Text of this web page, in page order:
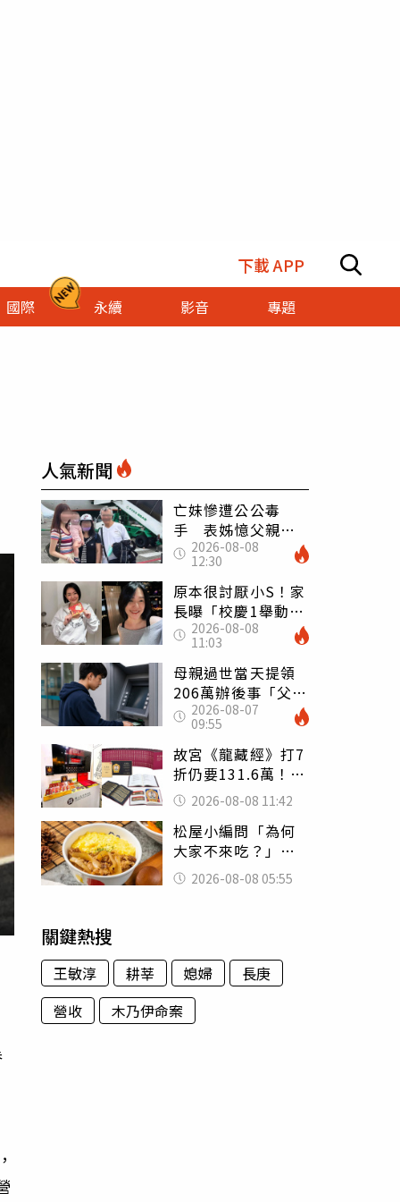
下載 APP
國際 永續 影音 專題
人氣新聞
亡妹慘遭公公毒
手 表姊憶父親節
前夕：小舅舅仍到
殯儀館陪她說話
2026-08-08
12:30
原本很討厭小S！家
長曝「校慶1舉動」
讓她徹底改觀 網
友洗版認證
2026-08-08
11:03
母親過世當天提領
206萬辦後事「父子
遭判刑」 律師：
搶錢先下手是罪
2026-08-07
09:55
故宮《龍藏經》打7
折仍要131.6萬！
店員曝：有人原價
188萬付現購買
2026-08-08 11:42
松屋小編問「為何
大家不來吃？」
一票人點出3大問
題：滿手好牌打到
2026-08-08 05:55
關鍵熱搜
王敏淳 耕莘 媳婦
長庚
營收
木乃伊命案